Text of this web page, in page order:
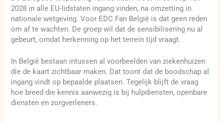
2028 in alle EU-lidstaten ingang vinden, na omzetting in
nationale wetgeving. Voor EDC Fan België is dat geen reden
om af te wachten. De groep wil dat de sensibilisering nu al
gebeurt, omdat herkenning op het terrein tijd vraagt.
In België bestaan intussen al voorbeelden van ziekenhuizen
die de kaart zichtbaar maken. Dat toont dat de boodschap al
ingang vindt op bepaalde plaatsen. Tegelijk blijft de vraag
hoe breed die kennis aanwezig is bij hulpdiensten, openbare
diensten en zorgverleners.